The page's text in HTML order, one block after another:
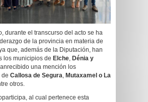
durante el transcurso del acto se ha
de la provincia en materia de
que, además de la Diputación, han
los municipios de Elche, Dénia y
una mención los
de Callosa de Segura, Mutaxamel o La
otros.
al cual pertenece esta